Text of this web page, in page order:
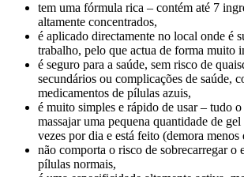
tem uma fórmula rica – contém até 7
altamente concentrados,
é aplicado directamente no local onde é
trabalho, pelo que actua de forma muito
é seguro para a saúde, sem risco de
secundários ou complicações de saúde,
medicamentos de pílulas azuis,
é muito simples e rápido de usar – tudo
massajar uma pequena quantidade de
vezes por dia e está feito (demora
não comporta o risco de sobrecarregar o
pílulas normais,